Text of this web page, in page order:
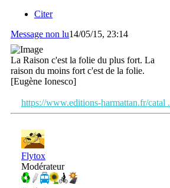
Citer
Message non lu14/05/15, 23:14
La Raison c'est la folie du plus fort. La
raison du moins fort c'est de la folie.
[Eugène Ionesco]
https://www.editions-harmattan.fr/catal
Flytox
Modérateur